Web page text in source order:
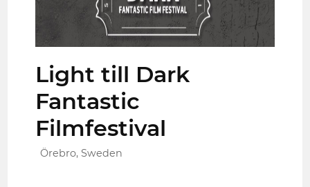
Light till Dark
Fantastic
Filmfestival
Örebro, Sweden